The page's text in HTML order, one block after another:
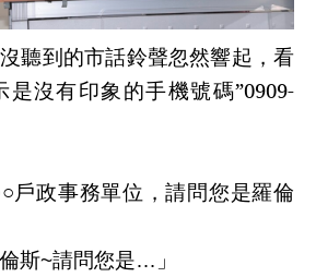
沒聽到的市話鈴聲忽然響起，看
是沒有印象的手機號碼”0909-
戶政事務單位，請問您是羅倫
斯~請問您是… 」